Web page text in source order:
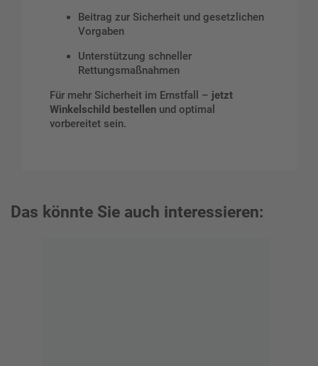
Beitrag zur Sicherheit und gesetzlichen
Vorgaben
Unterstützung schneller
Rettungsmaßnahmen
Für mehr Sicherheit im Ernstfall – jetzt
Winkelschild bestellen und optimal
vorbereitet sein.
Das könnte Sie auch interessieren: